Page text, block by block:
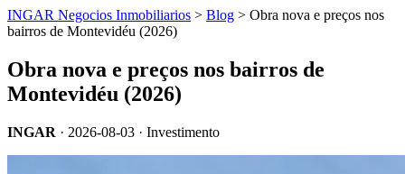
INGAR Negocios Inmobiliarios > Blog > Obra nova e preços nos
bairros de Montevidéu (2026)
Obra nova e preços nos bairros de
Montevidéu (2026)
INGAR · 2026-08-03 · Investimento